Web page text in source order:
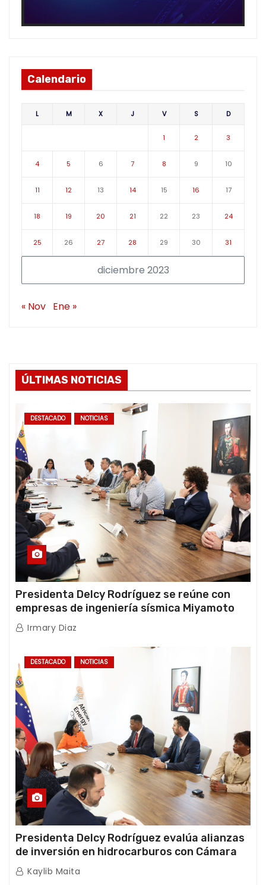
Calendario
diciembre 2023
L M X J V S D
1 2 3
4 5 6 7 8 9 10
11 12 13 14 15 16 17
18 19 20 21 22 23 24
25 26 27 28 29 30 31
« Nov Ene »
ÚLTIMAS NOTICIAS
DESTACADO NOTICIAS
Presidenta Delcy Rodríguez se reúne con
empresas de ingeniería sísmica Miyamoto
International y TFI Solutions
Irmary Diaz
DESTACADO NOTICIAS
Presidenta Delcy Rodríguez evalúa alianzas
de inversión en hidrocarburos con Cámara
Africana de Energía
Kaylib Maita